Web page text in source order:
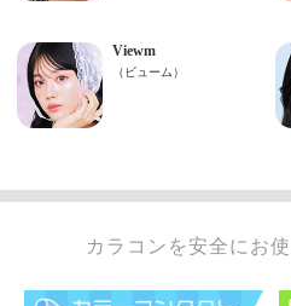
カラコンを安全にお